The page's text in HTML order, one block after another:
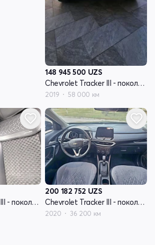
148 945 500 UZS
Chevrolet Tracker III - поколение рестайлинг
2019 58 000 км
Chevrolet Tracker III - поколение рестайлинг
200 182 752 UZS
Chevrolet Tracker III - поколение рестайлинг
2020 36 200 км